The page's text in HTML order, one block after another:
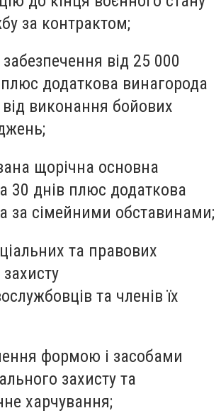
за контрактом;
від 25 000
додаткова винагорода
виконання бойових
щорічна основна
30 днів плюс додаткова
за сімейними обставинами;
та правових
захисту
та членів їх
формою і засобами
захисту та
харчування;